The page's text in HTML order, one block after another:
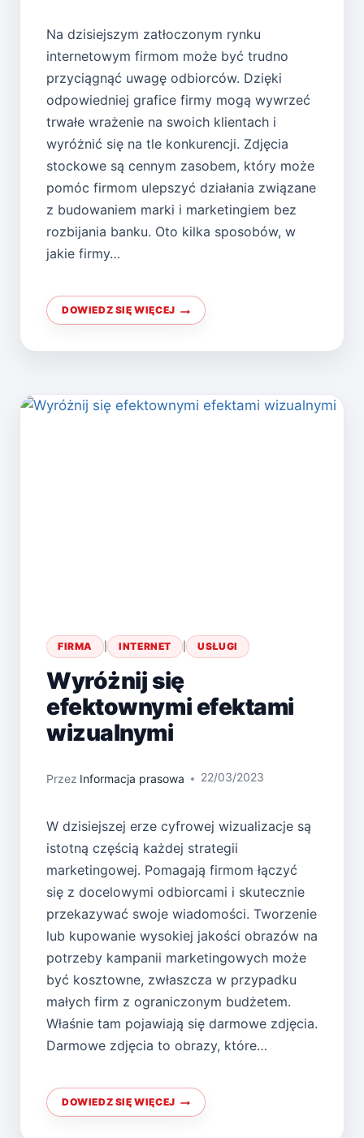
Na dzisiejszym zatłoczonym rynku
internetowym firmom może być trudno
przyciągnąć uwagę odbiorców. Dzięki
odpowiedniej grafice firmy mogą wywrzeć
trwałe wrażenie na swoich klientach i
wyróżnić się na tle konkurencji. Zdjęcia
stockowe są cennym zasobem, który może
pomóc firmom ulepszyć działania związane
z budowaniem marki i marketingiem bez
rozbijania banku. Oto kilka sposobów, w
jakie firmy…
DOWIEDZ SIĘ WIĘCEJ
KREATYWNE
BEZPŁATNE
FIRMA | INTERNET | USŁUGI
Wyróżnij się
efektownymi efektami
wizualnymi
Przez Informacja prasowa 22/03/2023
W dzisiejszej erze cyfrowej wizualizacje są
istotną częścią każdej strategii
marketingowej. Pomagają firmom łączyć
się z docelowymi odbiorcami i skutecznie
przekazywać swoje wiadomości. Tworzenie
lub kupowanie wysokiej jakości obrazów na
potrzeby kampanii marketingowych może
być kosztowne, zwłaszcza w przypadku
małych firm z ograniczonym budżetem.
Właśnie tam pojawiają się darmowe zdjęcia.
Darmowe zdjęcia to obrazy, które…
DOWIEDZ SIĘ WIĘCEJ
WYRÓŻNIJ
SIĘ